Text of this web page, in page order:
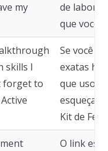
my
de
que você
skills I
forget to
Se você
exatas
que uso
esqueça
Kit de
O link